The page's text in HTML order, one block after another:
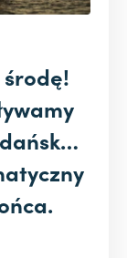
ńsk…